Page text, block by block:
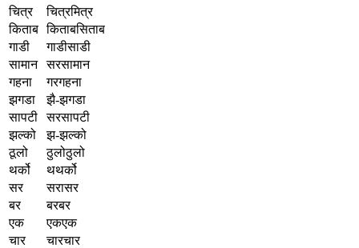
चित्र
चित्रमित्र
किताब किताबसिताब
गाडी
गाडीसाडी
सामान
सरसामान
गहना
गरगहना
झगडा
झै-झगडा
सापटी
सरसापटी
झल्को
झ-झल्को
ठूलो
ठुलोठुलो
थर्को
थथर्को
सर
सरासर
बर
बरबर
एक
एकएक
चार
चारचार